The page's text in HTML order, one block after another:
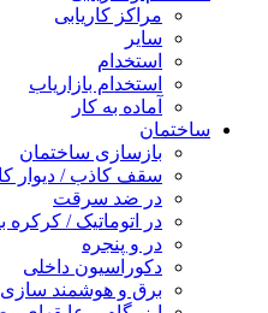
مراکز کاریابی
سایر
استخدام
استخدام بازاریاب
آماده به کار
ساختمان
بازسازی ساختمان
سقف کاذب / دیوار
در ضد سرقت
در اتوماتیک / کرکره
در و پنجره
دکوراسیون داخلی
برق و هوشمند سازی